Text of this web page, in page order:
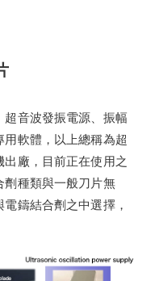
音波發振電源、振幅
軟體，以上總稱為超
廠，目前正在使用之
種類與一般刀片無
鑄結合劑之中選擇，